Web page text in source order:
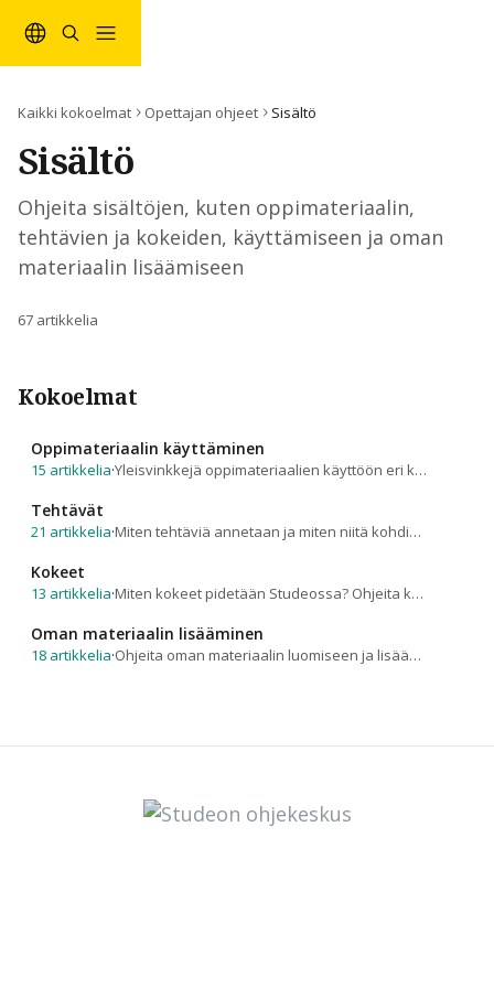
Kaikki kokoelmat Opettajan ohjeet Sisältö
Sisältö
Ohjeita sisältöjen, kuten oppimateriaalin,
tehtävien ja kokeiden, käyttämiseen ja oman
materiaalin lisäämiseen
67 artikkelia
Kokoelmat
Oppimateriaalin käyttäminen
15 artikkelia· Yleisvinkkejä oppimateriaalien käyttöön eri kouluasteilla. Oppimateriaalien rakenne, kurssien hallinnointi ja muu yleinen toiminta.
Tehtävät
21 artikkelia· Miten tehtäviä annetaan ja miten niitä kohdistetaan? Yleistä tietoa tehtävistä ja niiden käytöstä.
Kokeet
13 artikkelia· Miten kokeet pidetään Studeossa? Ohjeita kokeen järjestämiseen ja tarkastamiseen.
Oman materiaalin lisääminen
18 artikkelia· Ohjeita oman materiaalin luomiseen ja lisäämiseen.